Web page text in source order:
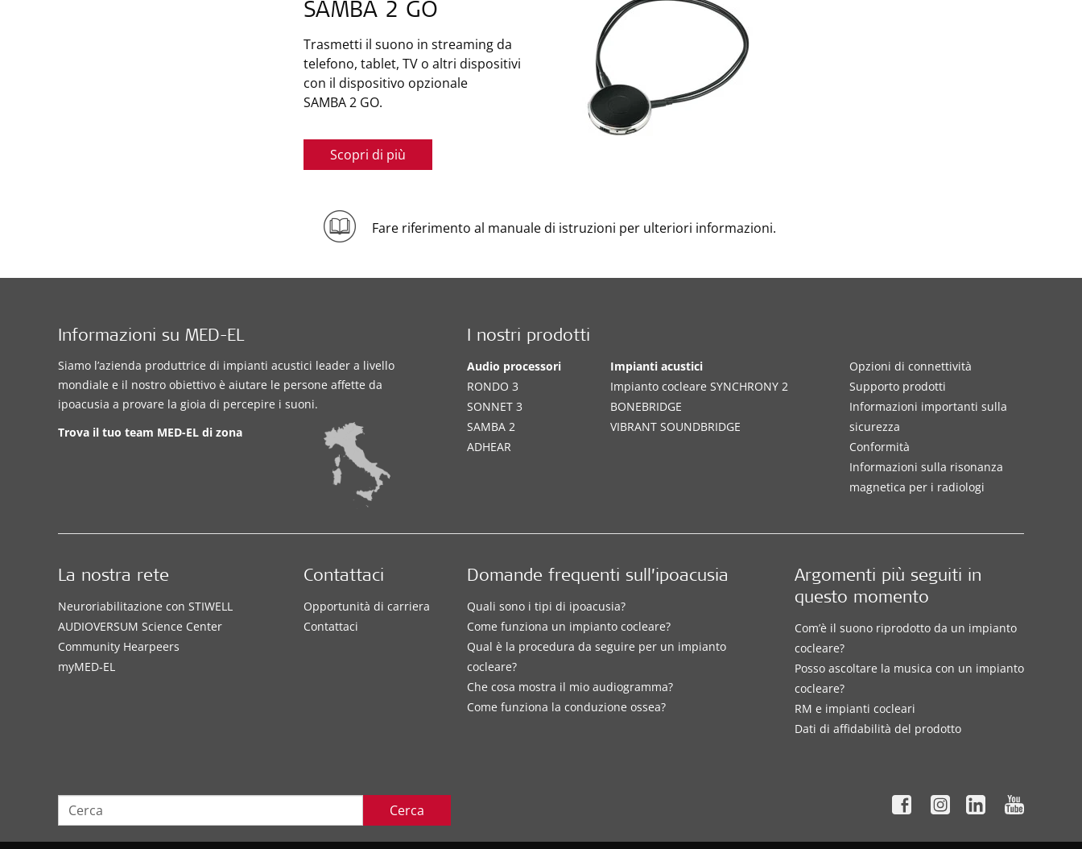
SAMBA 2 GO
Trasmetti il suono in streaming da
telefono, tablet, TV o altri dispositivi
con il dispositivo opzionale
SAMBA 2 GO.
Scopri di più
Fare riferimento al manuale di istruzioni per ulteriori informazioni.
Informazioni su MED-EL
Siamo l’azienda produttrice di impianti acustici leader a livello
mondiale e il nostro obiettivo è aiutare le persone affette da
ipoacusia a provare la gioia di percepire i suoni.
Trova il tuo team MED-EL di zona
I nostri prodotti
Audio processori
RONDO 3
SONNET 3
SAMBA 2
ADHEAR
Impianti acustici
Impianto cocleare SYNCHRONY 2
BONEBRIDGE
VIBRANT SOUNDBRIDGE
Opzioni di connettività
Supporto prodotti
Informazioni importanti sulla
sicurezza
Conformità
Informazioni sulla risonanza
magnetica per i radiologi
Domande frequenti sull’ipoacusia
Quali sono i tipi di ipoacusia?
Come funziona un impianto cocleare?
Qual è la procedura da seguire per un impianto
cocleare?
Che cosa mostra il mio audiogramma?
Come funziona la conduzione ossea?
Argomenti più seguiti in
questo momento
Com’è il suono riprodotto da un impianto
cocleare?
Posso ascoltare la musica con un impianto
cocleare?
RM e impianti cocleari
Dati di affidabilità del prodotto
La nostra rete
Neuroriabilitazione con STIWELL
AUDIOVERSUM Science Center
Community Hearpeers
myMED‑EL
Contattaci
Opportunità di carriera
Contattaci
Cerca